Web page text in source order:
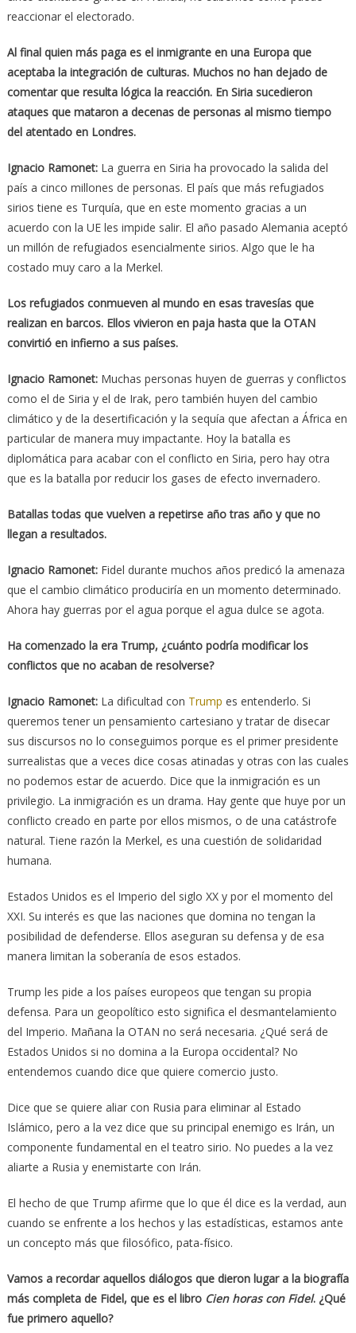
reaccionar el electorado.
Al final quien más paga es el inmigrante en una Europa que
aceptaba la integración de culturas. Muchos no han dejado de
comentar que resulta lógica la reacción. En Siria sucedieron
ataques que mataron a decenas de personas al mismo tiempo
del atentado en Londres.
Ignacio Ramonet: La guerra en Siria ha provocado la salida del
país a cinco millones de personas. El país que más refugiados
sirios tiene es Turquía, que en este momento gracias a un
acuerdo con la UE les impide salir. El año pasado Alemania aceptó
un millón de refugiados esencialmente sirios. Algo que le ha
costado muy caro a la Merkel.
Los refugiados conmueven al mundo en esas travesías que
realizan en barcos. Ellos vivieron en paja hasta que la OTAN
convirtió en infierno a sus países.
Ignacio Ramonet: Muchas personas huyen de guerras y conflictos
como el de Siria y el de Irak, pero también huyen del cambio
climático y de la desertificación y la sequía que afectan a África en
particular de manera muy impactante. Hoy la batalla es
diplomática para acabar con el conflicto en Siria, pero hay otra
que es la batalla por reducir los gases de efecto invernadero.
Batallas todas que vuelven a repetirse año tras año y que no
llegan a resultados.
Ignacio Ramonet: Fidel durante muchos años predicó la amenaza
que el cambio climático produciría en un momento determinado.
Ahora hay guerras por el agua porque el agua dulce se agota.
Ha comenzado la era Trump, ¿cuánto podría modificar los
conflictos que no acaban de resolverse?
Ignacio Ramonet: La dificultad con Trump es entenderlo. Si
queremos tener un pensamiento cartesiano y tratar de disecar
sus discursos no lo conseguimos porque es el primer presidente
surrealistas que a veces dice cosas atinadas y otras con las cuales
no podemos estar de acuerdo. Dice que la inmigración es un
privilegio. La inmigración es un drama. Hay gente que huye por un
conflicto creado en parte por ellos mismos, o de una catástrofe
natural. Tiene razón la Merkel, es una cuestión de solidaridad
humana.
Estados Unidos es el Imperio del siglo XX y por el momento del
XXI. Su interés es que las naciones que domina no tengan la
posibilidad de defenderse. Ellos aseguran su defensa y de esa
manera limitan la soberanía de esos estados.
Trump les pide a los países europeos que tengan su propia
defensa. Para un geopolítico esto significa el desmantelamiento
del Imperio. Mañana la OTAN no será necesaria. ¿Qué será de
Estados Unidos si no domina a la Europa occidental? No
entendemos cuando dice que quiere comercio justo.
Dice que se quiere aliar con Rusia para eliminar al Estado
Islámico, pero a la vez dice que su principal enemigo es Irán, un
componente fundamental en el teatro sirio. No puedes a la vez
aliarte a Rusia y enemistarte con Irán.
El hecho de que Trump afirme que lo que él dice es la verdad, aun
cuando se enfrente a los hechos y las estadísticas, estamos ante
un concepto más que filosófico, pata-físico.
Vamos a recordar aquellos diálogos que dieron lugar a la biografía
más completa de Fidel, que es el libro Cien horas con Fidel. ¿Qué
fue primero aquello?